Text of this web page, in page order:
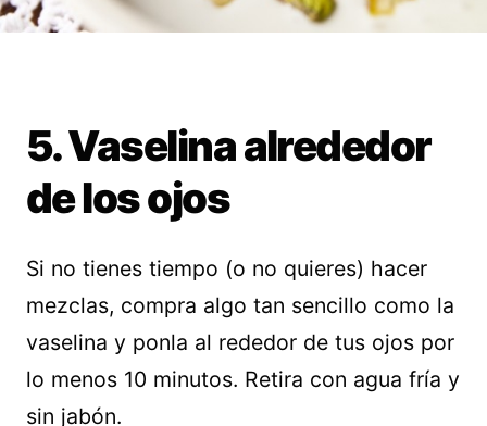
5. Vaselina alrededor
de los ojos
Si no tienes tiempo (o no quieres) hacer
mezclas, compra algo tan sencillo como la
vaselina y ponla al rededor de tus ojos por
lo menos 10 minutos. Retira con agua fría y
sin jabón.